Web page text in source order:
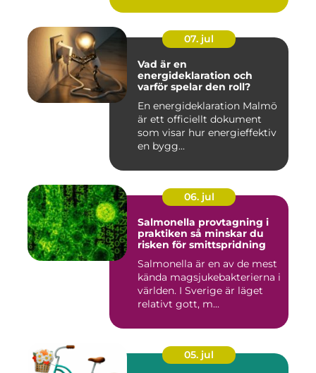
07. jul
Vad är en
energideklaration och
varför spelar den roll?
En energideklaration Malmö
är ett officiellt dokument
som visar hur energieffektiv
en bygg...
06. jul
Salmonella provtagning i
praktiken så minskar du
risken för smittspridning
Salmonella är en av de mest
kända magsjukebakterierna i
världen. I Sverige är läget
relativt gott, m...
05. jul